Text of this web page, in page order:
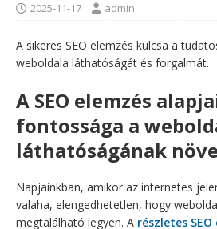
2025-11-17 admin
A sikeres SEO elemzés kulcsa a
weboldala láthatóságát és forgalmát.
A SEO elemzés
fontossága a
láthatóságának
Napjainkban, amikor az internetes
valaha, elengedhetetlen, hogy
megtalálható legyen. A részletes